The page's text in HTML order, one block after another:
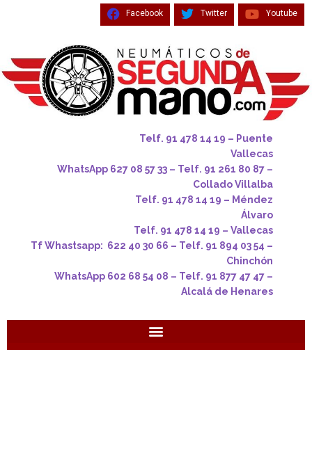
Facebook Twitter Youtube
Telf. 91 478 14 19 – Puente
Vallecas
WhatsApp 627 08 57 33 – Telf. 91 261 80 87 –
Collado Villalba
Telf. 91 478 14 19 – Méndez
Álvaro
Telf. 91 478 14 19 – Vallecas
Tf Whastsapp: 622 40 30 66 – Telf. 91 894 03 54 –
Chinchón
WhatsApp 602 68 54 08 – Telf. 91 877 47 47 –
Alcalá de Henares